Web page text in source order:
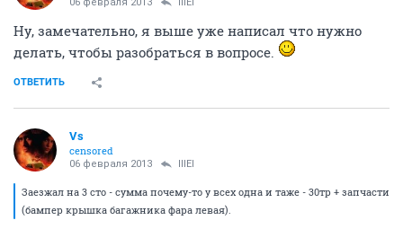
Ну, замечательно, я выше уже написал что нужно
делать, чтобы разобраться в вопросе.
ОТВЕТИТЬ
Vs
censored
06 февраля 2013 lllEl
Заезжал на 3 сто - сумма почему-то у всех одна и таже - 30тр + запчасти
(бампер крышка багажника фара левая).